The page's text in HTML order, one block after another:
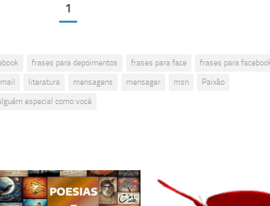
1
frases para depoimentos frases para face
frases para
literatura mensagens mensager msn
Paixão
especial como você